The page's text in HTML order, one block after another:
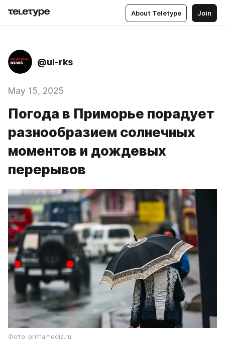
About Teletype Join
@ul-rks
May 15, 2025
Погода в Приморье порадует
разнообразием солнечных
моментов и дождевых
перерывов
Фото: primamedia.ru